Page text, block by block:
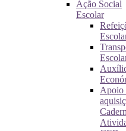
Ação Social
Escolar
Apoio